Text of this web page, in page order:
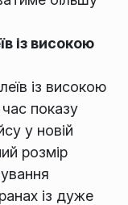
із високою
із високою
показу
у новій
розмір
із дуже